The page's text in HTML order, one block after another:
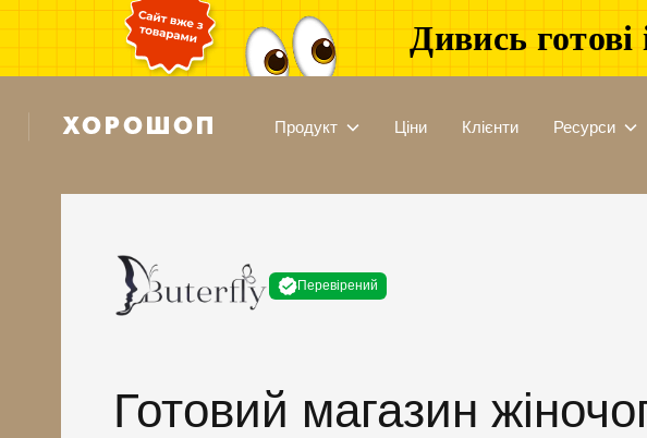
Дивись
Продукт Ціни Клієнти Ресурси
Перевірений
Готовий магазин